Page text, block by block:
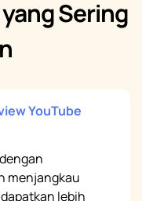
Sering
YouTube
menjangkau
lebih